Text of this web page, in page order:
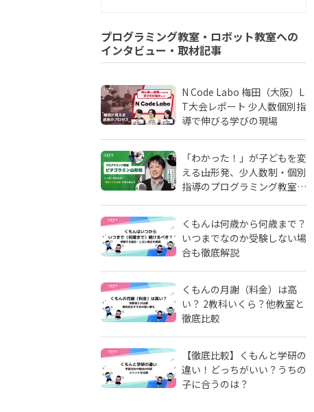
プログラミング教室・ロボット教室への
インタビュー・取材記事
N Code Labo 梅田（大阪）L
T大会レポート 少人数個別指
導で伸びる学びの現場
「わかった！」が子どもを変
える――山形発、少人数制・個別
指導のプログラミング教室
くもんは何歳から何歳まで？
いつまでなのか受験しない場
合も徹底解説
くもんの月謝（料金）は高
い？ 2教科いくら？他教室と
徹底比較
【徹底比較】くもんと学研の
違い！どっちがいい？うちの
子に合うのは？